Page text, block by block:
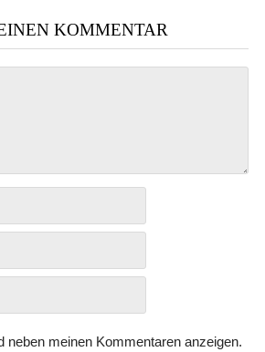
KOMMENTAR
neben meinen Kommentaren anzeigen.